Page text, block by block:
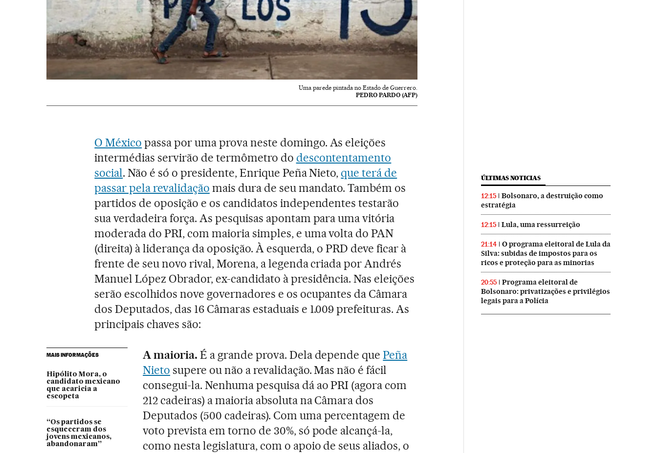
Uma parede pintada no Estado de Guerrero.
PEDRO PARDO (AFP)
O México passa por uma prova neste domingo. As eleições
intermédias servirão de termômetro do descontentamento
social. Não é só o presidente, Enrique Peña Nieto, que terá de
passar pela revalidação mais dura de seu mandato. Também os
partidos de oposição e os candidatos independentes testarão
sua verdadeira força. As pesquisas apontam para uma vitória
moderada do PRI, com maioria simples, e uma volta do PAN
(direita) à liderança da oposição. À esquerda, o PRD deve ficar à
frente de seu novo rival, Morena, a legenda criada por Andrés
Manuel López Obrador, ex-candidato à presidência. Nas eleições
serão escolhidos nove governadores e os ocupantes da Câmara
dos Deputados, das 16 Câmaras estaduais e 1.009 prefeituras. As
principais chaves são:
MAIS INFORMAÇÕES
Hipólito Mora, o
candidato mexicano
que acaricia a
escopeta
“Os partidos se
esqueceram dos
jovens mexicanos,
abandonaram”
A maioria. É a grande prova. Dela depende quePeña
Nieto supere ou não a revalidação. Mas não é fácil
consegui-la. Nenhuma pesquisa dá ao PRI (agora com
212 cadeiras) a maioria absoluta na Câmara dos
Deputados (500 cadeiras). Com uma percentagem de
voto prevista em torno de 30%, só pode alcançá-la,
como nesta legislatura, com o apoio de seus aliados, o
ÚLTIMAS NOTICIAS
12:15
Bolsonaro, a destruição como
estratégia
12:15 Lula, uma ressurreição
21:14
O programa eleitoral de Lula da
Silva: subidas de impostos para os
ricos e proteção para as minorias
20:55
Programa eleitoral de
Bolsonaro: privatizações e privilégios
legais para a Polícia